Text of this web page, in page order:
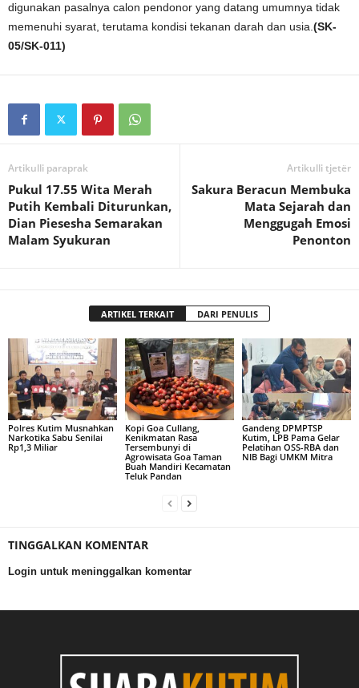
digunakan pasalnya calon pendonor yang datang umumnya tidak
memenuhi syarat, terutama kondisi tekanan darah dan usia. (SK-
05/SK-011)
Artikulli paraprak
Pukul 17.55 Wita Merah
Putih Kembali Diturunkan,
Dian Piesesha Semarakan
Malam Syukuran
Artikulli tjetër
Sakura Beracun Membuka
Mata Sejarah dan
Menggugah Emosi
Penonton
ARTIKEL TERKAIT DARI PENULIS
Polres Kutim Musnahkan
Narkotika Sabu Senilai
Rp1,3 Miliar
Kopi Goa Cullang,
Kenikmatan Rasa
Tersembunyi di
Agrowisata Goa Taman
Buah Mandiri Kecamatan
Teluk Pandan
Gandeng DPMPTSP
Kutim, LPB Pama Gelar
Pelatihan OSS-RBA dan
NIB Bagi UMKM Mitra
TINGGALKAN KOMENTAR
Login untuk meninggalkan komentar